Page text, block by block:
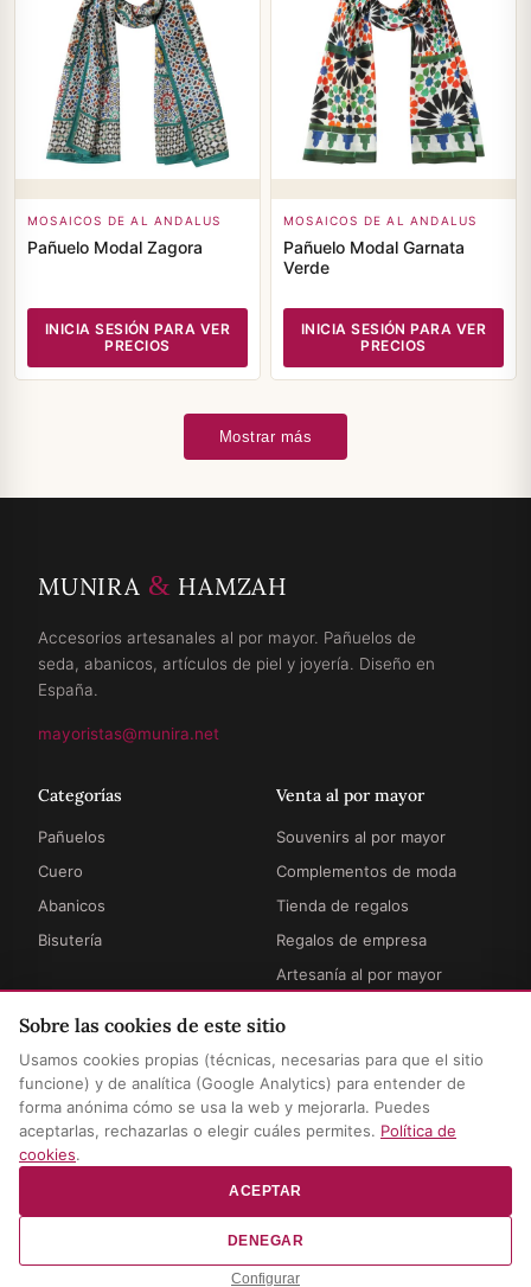
MOSAICOS DE AL ANDALUS
Pañuelo Modal Zagora
INICIA SESIÓN PARA VER
PRECIOS
MOSAICOS DE AL ANDALUS
Pañuelo Modal Garnata
Verde
INICIA SESIÓN PARA VER
PRECIOS
Mostrar más
MUNIRA & HAMZAH
Accesorios artesanales al por mayor. Pañuelos de
seda, abanicos, artículos de piel y joyería. Diseño en
España.
mayoristas@munira.net
Categorías
Pañuelos
Cuero
Abanicos
Bisutería
Venta al por mayor
Souvenirs al por mayor
Complementos de moda
Tienda de regalos
Regalos de empresa
Artesanía al por mayor
Información
Cómo funciona
Envíos y entregas
Preguntas frecuentes
Legal
Términos y condiciones
Privacidad y aviso legal
Política de cookies
© 2026 Munira & Hamzah · Mayoristas — Dos Hermanas, Sevilla
Sobre las cookies de este sitio
Usamos cookies propias (técnicas, necesarias para que el sitio
funcione) y de analítica (Google Analytics) para entender de
forma anónima cómo se usa la web y mejorarla. Puedes
aceptarlas, rechazarlas o elegir cuáles permites. Política de
cookies.
ACEPTAR
DENEGAR
Configurar